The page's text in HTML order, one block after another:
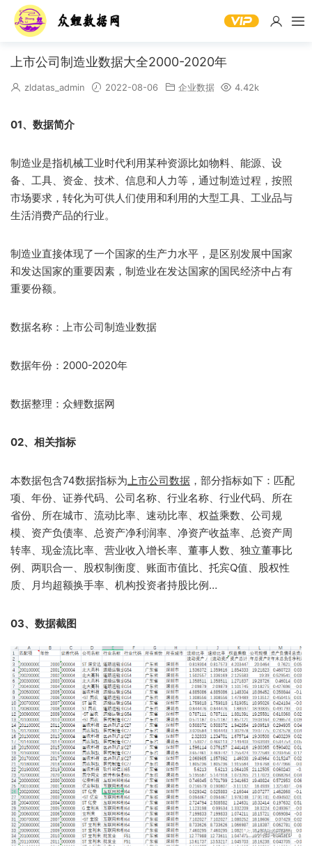
上市公司制造业数据大全2000-2020年
zldatas_admin 2022-08-06 企业数据 4.42k
01、数据简介
制造业是指机械工业时代利用某种资源比如物料、能源、设
备、工具、资金、技术、信息和人力等，通过制造过程，按照
市场要求，转化为可供人们使用和利用的大型工具、工业品与
生活消费产品的行业。
制造业直接体现了一个国家的生产力水平，是区别发展中国家
和发达国家的重要因素，制造业在发达国家的国民经济中占有
重要份额。
数据名称：上市公司制造业数据
数据年份：2000-2020年
数据整理：众鲤数据网
02、相关指标
本数据包含74数据指标为上市公司数据 ，部分指标如下：匹配
项、年份、证券代码、公司名称、行业名称、行业代码、所在
省份、所在城市、流动比率、速动比率、权益乘数、公司规
模、资产负债率、总资产净利润率、净资产收益率、总资产周
转率、现金流比率、营业收入增长率、董事人数、独立董事比
例、两职合一、股权制衡度、账面市值比、托宾Q值、股权性
质、月均超额换手率、机构投资者持股比例…
03、数据截图